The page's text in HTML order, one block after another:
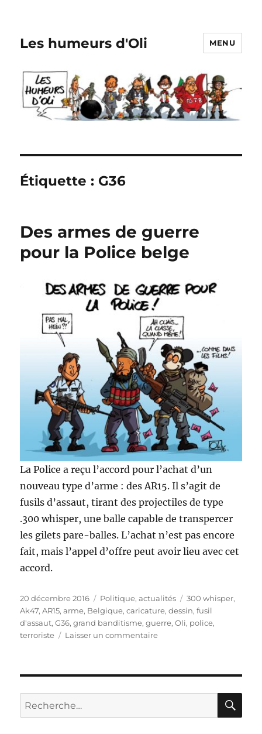
Les humeurs d'Oli MENU
Étiquette : G36
Des armes de guerre
pour la Police belge
La Police a reçu l’accord pour l’achat d’un
nouveau type d’arme : des AR15. Il s’agit de
fusils d’assaut, tirant des projectiles de type
.300 whisper, une balle capable de transpercer
les gilets pare-balles. L’achat n’est pas encore
fait, mais l’appel d’offre peut avoir lieu avec cet
accord.
Publié
le
20 décembre 2016 Catégories
Politique, actualités Étiquettes
300 whisper,
Ak47,AR15,arme, Belgique,caricature,dessin,fusil
d'assaut,G36,grand banditisme,guerre,Oli, police,
terroriste
Laisser un commentairesur
pour
Police
Recherche
pour :